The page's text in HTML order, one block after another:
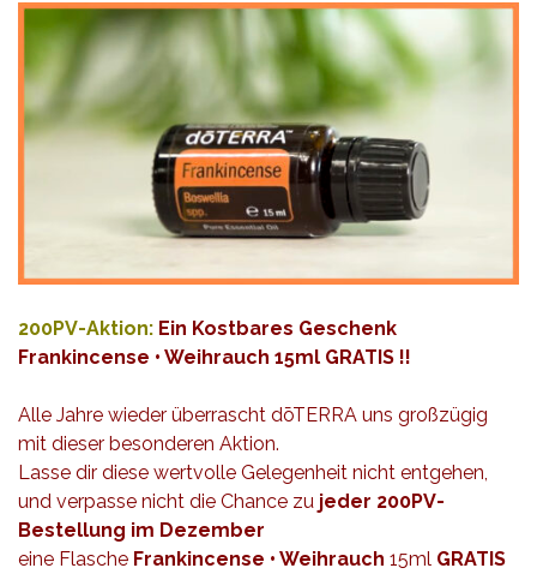
200PV-Aktion: Ein Kostbares Geschenk
Frankincense • Weihrauch 15ml GRATIS !!
Alle Jahre wieder überrascht dōTERRA uns großzügig
mit dieser besonderen Aktion.
Lasse dir diese wertvolle Gelegenheit nicht entgehen,
und verpasse nicht die Chance zu jeder 200PV-
Bestellung im Dezember
eine Flasche Frankincense • Weihrauch 15ml GRATIS